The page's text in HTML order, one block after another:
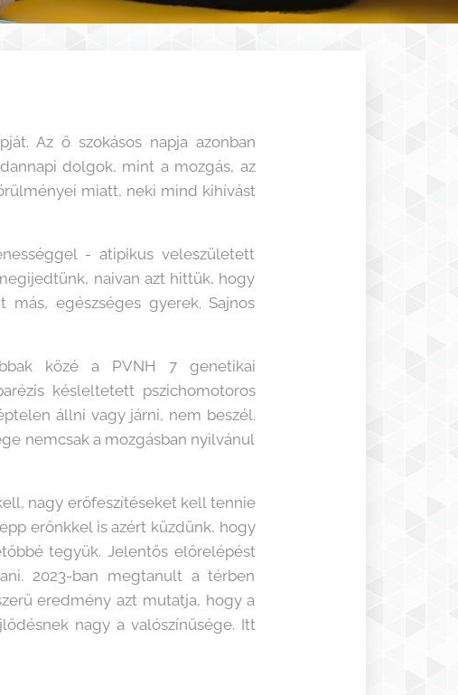
Az ő szokásos napja azonban
dolgok, mint a mozgás, az
miatt, neki mind kihívást
- atipikus veleszületett
naivan azt hittük, hogy
egészséges gyerek. Sajnos
közé a PVNH 7 genetikai
késleltetett pszichomotoros
állni vagy járni, nem beszél.
nemcsak a mozgásban nyilvánul
nagy erőfeszítéseket kell tennie
erőnkkel is azért küzdünk, hogy
tegyük. Jelentős előrelépést
2023-ban megtanult a térben
eredmény azt mutatja, hogy a
nagy a valószínűsége. Itt